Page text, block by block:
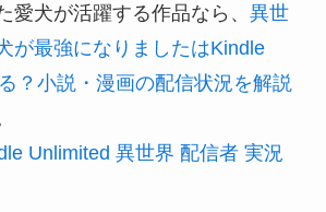
愛犬が活躍する作品なら、 異世
が最強になりましたはKindle
？小説・漫画の配信状況を解説
Unlimited 異世界 配信者 実況